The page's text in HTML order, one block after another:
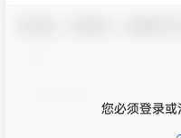
您必须登录